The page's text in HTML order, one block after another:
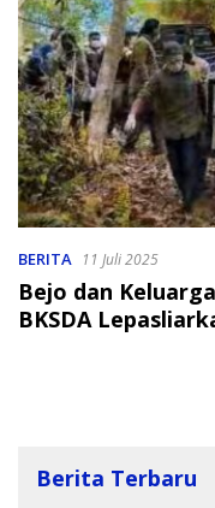
BERITA 11 Juli 2025
Bejo dan
BKSDA
Berita Terbaru